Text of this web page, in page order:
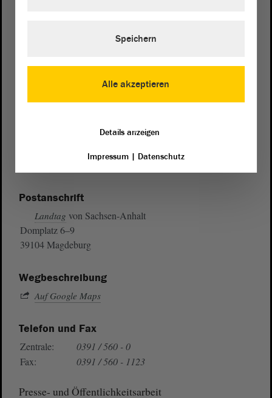
Postanschrift
Landtag von Sachsen-Anhalt
Domplatz 6–9
39104 Magdeburg
Wegbeschreibung
Auf Google Maps
Telefon und Fax
Zentrale:
0391 / 560 - 0
Fax:
0391 / 560 - 1123
Presse- und Öffentlichkeitsarbeit
Alle akzeptieren
Speichern
Details anzeigen
Impressum| Datenschutz